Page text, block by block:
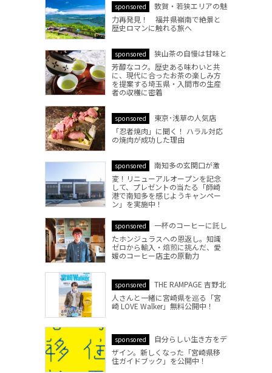
sponsored
敦賀・若狭エリアの魅
力再発見！ 福井県嶺南で絶景と
歴史ロマンに触れる旅へ
sponsored
狭山茶の自慢は甘味と
芳醇なコク。歴史ある味わいと共
に、現代に合ったお茶の楽しみ方
を提案する埼玉県・入間市の生産
者の収穫に密着
sponsored
東京･浅草の人気店
「忍者焼肉」に聞く！ ハラル対応
の焼肉が成功した理由
sponsored
南知多の玄関口が激
変！リニューアルオープンを記念
して、プレゼントの当たる「師崎
港で南知多を感じようキャンペー
ン」を実施中！
sponsored
一杯のコーヒーに託し
たホンジュラスへの恩返し。知識
ゼロから輸入・焙煎に挑んだ、愛
媛のコーヒー店主の原動力
sponsored
THE RAMPAGE 吉野北
人さんと一緒に宮崎県を巡る「宮
崎 LOVE Walker」無料公開中！
sponsored
自分らしい生き方をデ
ザイン。新しくなった「宮崎県移
住ガイドブック」を公開中！